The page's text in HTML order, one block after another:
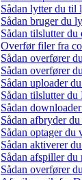
Sådan lytter du til
Sådan bruger du
Sådan tilslutter
Overfør filer fra
Sådan overfører
Sådan overfører
Sådan uploader
Sådan tilslutter
Sådan
Sådan afbryder
Sådan optager du
Sådan aktiverer
Sådan afspiller
Sådan overfører